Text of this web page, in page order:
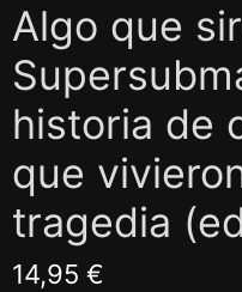
Algo que
historia de
que
tragedia
14,95 €